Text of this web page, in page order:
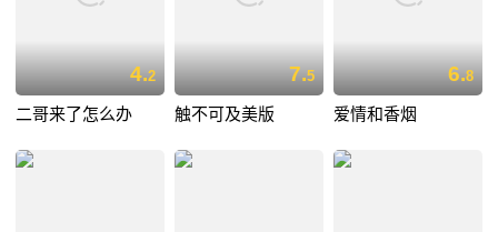
4.2
二哥来了怎么办
7.5
触不可及美版
6.8
爱情和香烟